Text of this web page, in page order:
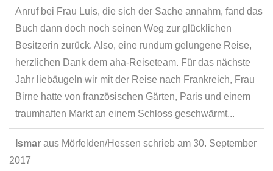
Anruf bei Frau Luis, die sich der Sache annahm, fand das
Buch dann doch noch seinen Weg zur glücklichen
Besitzerin zurück. Also, eine rundum gelungene Reise,
herzlichen Dank dem aha-Reiseteam. Für das nächste
Jahr liebäugeln wir mit der Reise nach Frankreich, Frau
Birne hatte von französischen Gärten, Paris und einem
traumhaften Markt an einem Schloss geschwärmt...
Ismar aus Mörfelden/Hessen schrieb am 30. September
2017